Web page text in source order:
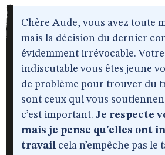
Chère Aude, vous avez toute
mais la décision du dernier
évidemment irrévocable.
indiscutable vous êtes jeune
de problème pour trouver du
sont ceux qui vous
c’est important. Je respecte
mais je pense qu’elles ont
travailcela n’empêche pas le